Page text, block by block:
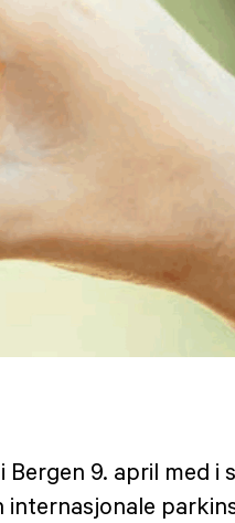
9. april med i